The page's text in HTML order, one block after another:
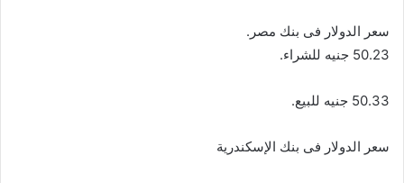
سعر الدولار فى بنك مصر.
50.23 جنيه للشراء.
50.33 جنيه للبيع.
سعر الدولار فى بنك الإسكندرية